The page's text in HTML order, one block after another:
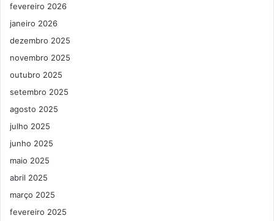
fevereiro 2026
janeiro 2026
dezembro 2025
novembro 2025
outubro 2025
setembro 2025
agosto 2025
julho 2025
junho 2025
maio 2025
abril 2025
março 2025
fevereiro 2025